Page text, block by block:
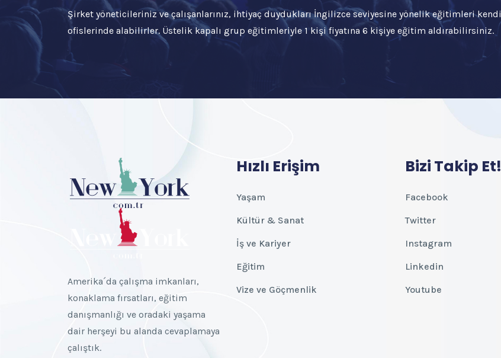
Şirket yöneticileriniz ve çalışanlarınız, ihtiyaç duydukları İngilizce seviyesine yönelik eğitimleri kendi
ofislerinde alabilirler. Üstelik kapalı grup eğitimleriyle 1 kişi fiyatına 6 kişiye eğitim aldırabilirsiniz.
Amerika´da çalışma imkanları,
konaklama fırsatları, eğitim
danışmanlığı ve oradaki yaşama
dair herşeyi bu alanda cevaplamaya
çalıştık.
Hızlı Erişim
Yaşam
Kültür & Sanat
İş ve Kariyer
Eğitim
Vize ve Göçmenlik
Bizi Takip Et!
Facebook
Twitter
Instagram
Linkedin
Youtube